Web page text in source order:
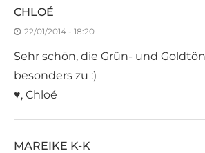
CHLOÉ
22/01/2014 - 18:20
Sehr schön, die Grün- und
besonders zu :)
♥, Chloé
MAREIKE K-K